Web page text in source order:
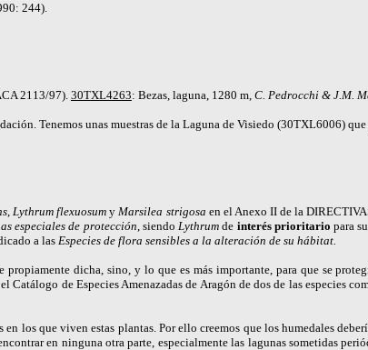
244).
2113/97). 30TXL4263: Bezas, laguna, 1280 m, C. Pedrocchi & J.M.
Tenemos unas muestras de la Laguna de Visiedo (30TXL6006)
,Lythrum flexuosumyMarsilea strigosa en el Anexo II de la
especiales de protección, siendoLythrum de interés prioritario para
a las Especies de flora sensibles a la alteración de su hábitat.
dicha, sino, y lo que es más importante, para que se
de Especies Amenazadas de Aragón de dos de las especies
los que viven estas plantas. Por ello creemos que los humedales
en ninguna otra parte, especialmente las lagunas sometidas